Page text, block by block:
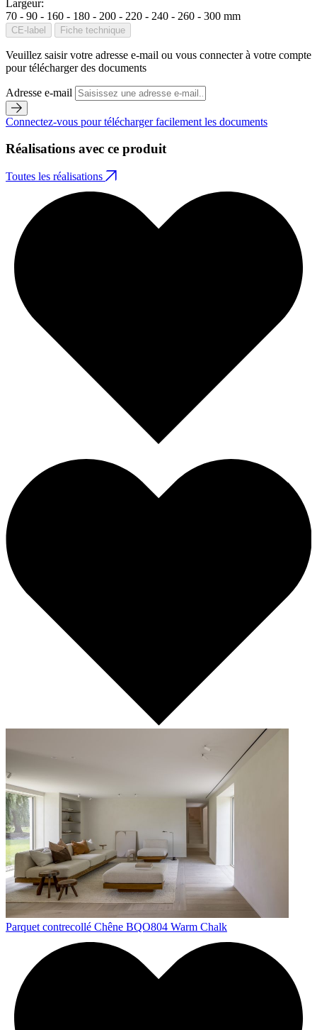
Largeur:
70 - 90 - 160 - 180 - 200 - 220 - 240 - 260 - 300 mm
CE-label Fiche technique
Veuillez saisir votre adresse e-mail ou vous connecter à votre compte
pour télécharger des documents
Adresse e-mail
Connectez-vous pour télécharger facilement les documents
Réalisations avec ce produit
Toutes les réalisations
Parquet contrecollé Chêne BQO804 Warm Chalk